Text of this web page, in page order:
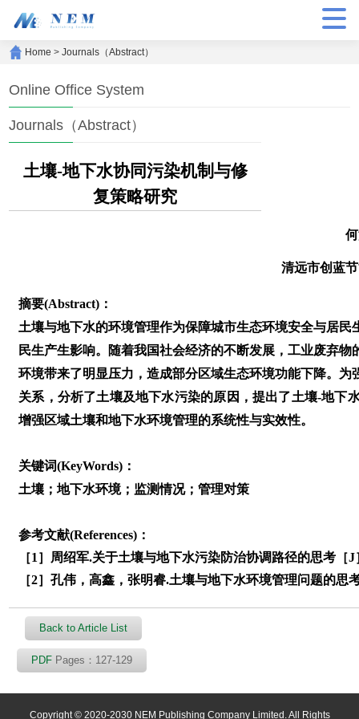
Home >Journals（Abstract）
Online Office System
Journals（Abstract）
土壤-地下水协同污染机制与修
复策略研究
清远市创蓝
摘要(Abstract)：
土壤与地下水的环境管理作为保障城市生态环境安全与居
民生产生影响。随着我国社会经济的不断发展，工业废弃
环境带来了明显压力，造成部分区域生态环境功能下降。
关系，分析了土壤及地下水污染的原因，提出了土壤-地下
增强区域土壤和地下水环境管理的系统性与实效性。
关键词(KeyWords)：
土壤；地下水环境；监测情况；管理对策
参考文献(References)：
［1］周绍军.关于土壤与地下水污染防治协调路径的思考［
［2］孔伟，高鑫，张明睿.土壤与地下水环境管理问题的思
Back to Article List
PDF Pages：127-129
Copyright © 2020-2030 NEM Publishing Company Limited. All Rights